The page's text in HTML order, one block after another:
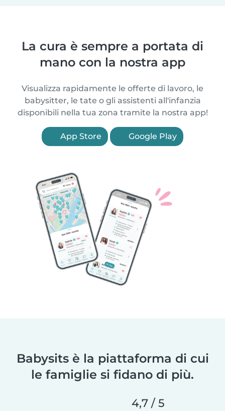
La cura è sempre a portata di
mano con la nostra app
Visualizza rapidamente le offerte di lavoro, le
babysitter, le tate o gli assistenti all'infanzia
disponibili nella tua zona tramite la nostra app!
App Store Google Play
Babysits è la piattaforma di cui
le famiglie si fidano di più.
4,7 / 5